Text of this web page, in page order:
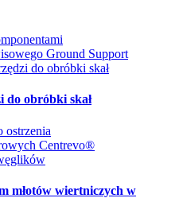
Ground Support
do obróbki skał
do obróbki skał
ostrzenia
Centrevo®
młotów wiertniczych w